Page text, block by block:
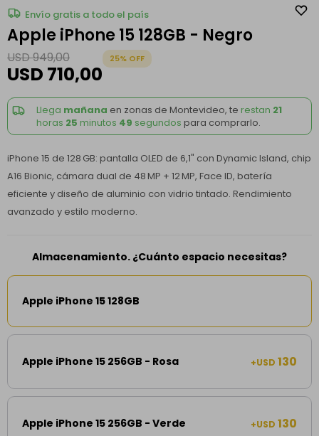
Envío gratis a todo el país
Apple iPhone 15 128GB - Negro
USD 710,00
USD949,00 25
Llega mañana en zonas de Montevideo, te restan 21
horas 25 minutos 49 segundos para comprarlo.
iPhone 15 de 128 GB: pantalla OLED de 6,1" con Dynamic Island, chip
A16 Bionic, cámara dual de 48 MP + 12 MP, Face ID, batería
eficiente y diseño de aluminio con vidrio tintado. Rendimiento
avanzado y estilo moderno.
Almacenamiento. ¿Cuánto espacio necesitas?
Apple iPhone 15 128GB
Apple iPhone 15 256GB - Rosa +USD 130
Apple iPhone 15 256GB - Verde +USD 130